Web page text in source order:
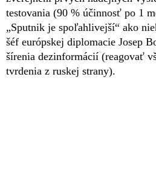
testovania (90 % účinnosť po 1
„Sputnik je spoľahlivejší“ ako
šéf európskej diplomacie Josep
šírenia dezinformácií (reagovať
tvrdenia z ruskej strany).